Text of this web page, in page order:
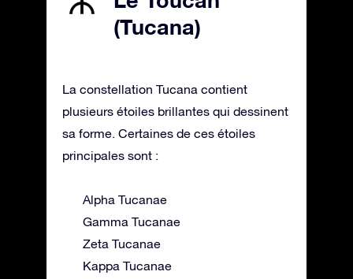
(Tucana)
La constellation Tucana contient
plusieurs étoiles brillantes qui dessinent
sa forme. Certaines de ces étoiles
principales sont :
Alpha Tucanae
Gamma Tucanae
Zeta Tucanae
Kappa Tucanae